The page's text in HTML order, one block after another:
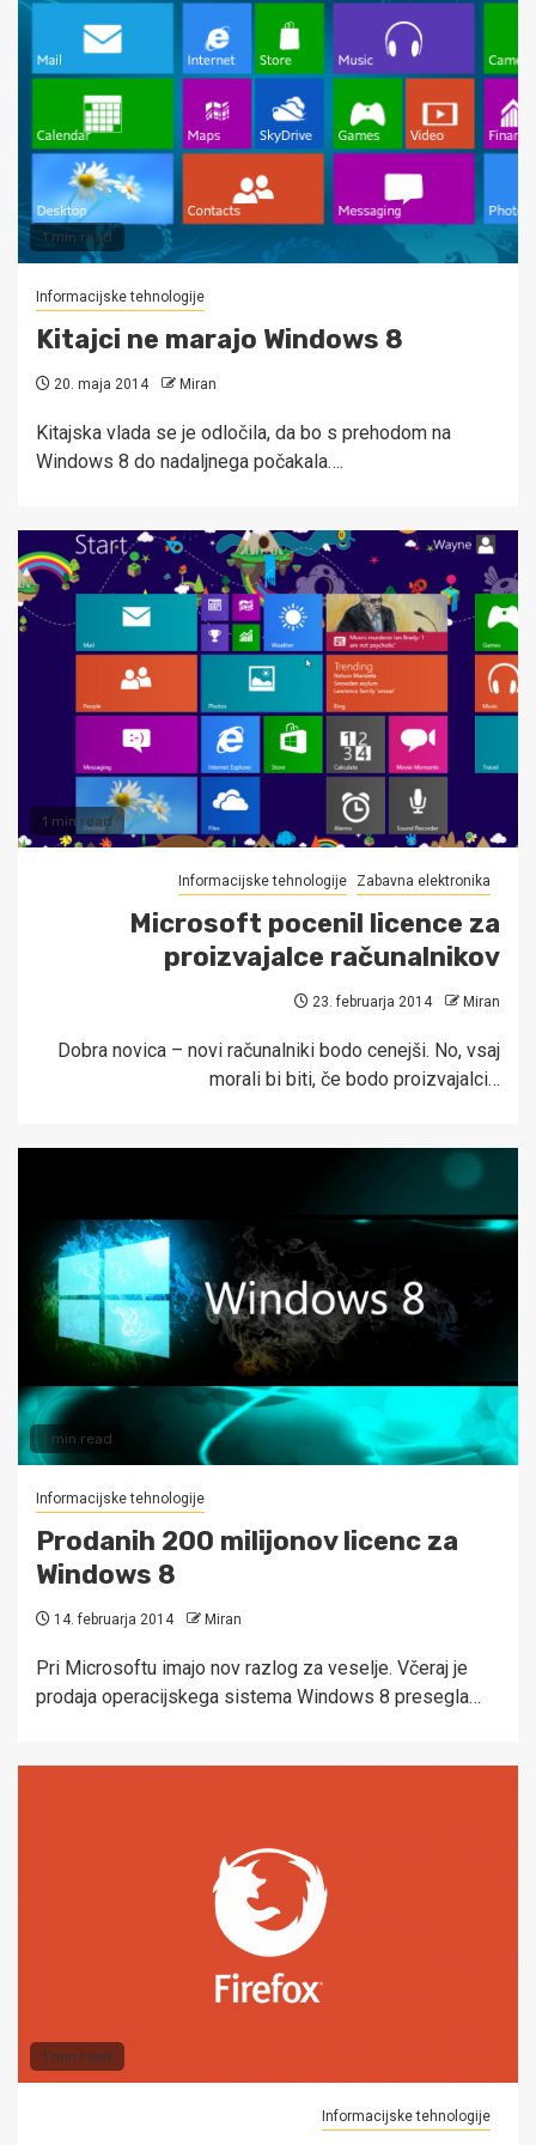
1 min read
Informacijske tehnologije
Kitajci ne marajo Windows 8
20. maja 2014 Miran
Kitajska vlada se je odločila, da bo s prehodom na
Windows 8 do nadaljnega počakala….
1 min read
Informacijske tehnologije Zabavna elektronika
Microsoft pocenil licence za
proizvajalce računalnikov
23. februarja 2014 Miran
Dobra novica – novi računalniki bodo cenejši. No, vsaj
morali bi biti, če bodo proizvajalci…
1 min read
Informacijske tehnologije
Prodanih 200 milijonov licenc za
Windows 8
14. februarja 2014 Miran
Pri Microsoftu imajo nov razlog za veselje. Včeraj je
prodaja operacijskega sistema Windows 8 presegla…
1 min read
Informacijske tehnologije